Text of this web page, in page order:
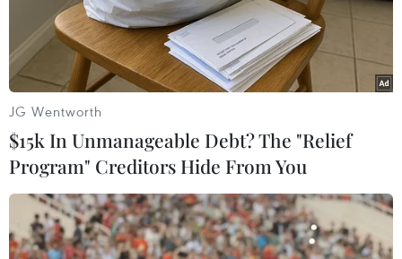
TIN LIÊN QUAN
JG Wentworth
$15k In Unmanageable Debt? The "Relief
Program" Creditors Hide From You